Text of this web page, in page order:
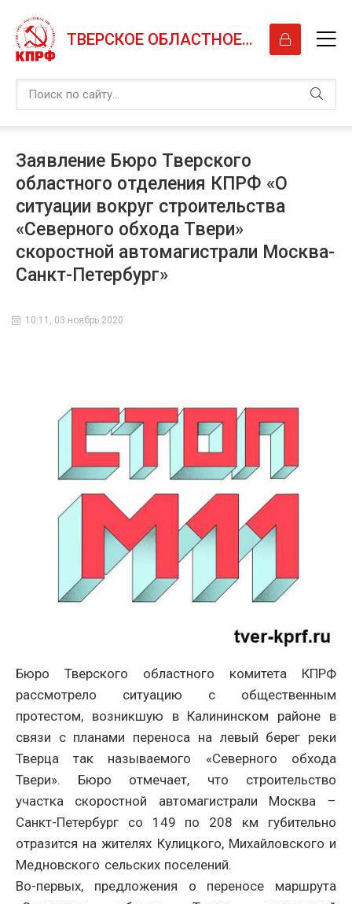
ТВЕРСКОЕ ОБЛАСТНОЕ ОТДЕЛЕНИЕ КПРФ
Заявление Бюро Тверского
областного отделения КПРФ «О
ситуации вокруг строительства
«Северного обхода Твери»
скоростной автомагистрали Москва-
Санкт-Петербург»
10:11, 03 ноябрь 2020
Бюро Тверского областного комитета КПРФ
рассмотрело ситуацию с общественным
протестом, возникшую в Калининском районе в
связи с планами переноса на левый берег реки
Тверца так называемого «Северного обхода
Твери». Бюро отмечает, что строительство
участка скоростной автомагистрали Москва –
Санкт-Петербург со 149 по 208 км губительно
отразится на жителях Кулицкого, Михайловского и
Медновского сельских поселений.
Во-первых, предложения о переносе маршрута